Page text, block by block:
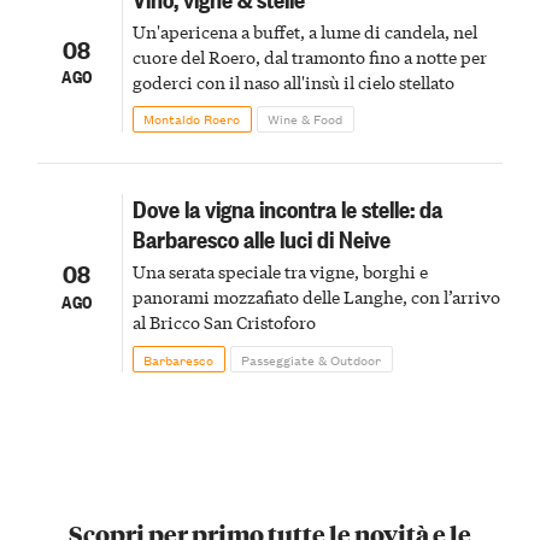
08
AGO
Un'apericena a buffet, a lume di candela, nel
cuore del Roero, dal tramonto fino a notte per
goderci con il naso all'insù il cielo stellato
Montaldo Roero Wine & Food
08
AGO
Dove la vigna incontra le stelle: da
Barbaresco alle luci di Neive
Una serata speciale tra vigne, borghi e
panorami mozzafiato delle Langhe, con l’arrivo
al Bricco San Cristoforo
Barbaresco Passeggiate & Outdoor
Scopri per primo tutte le novità e le